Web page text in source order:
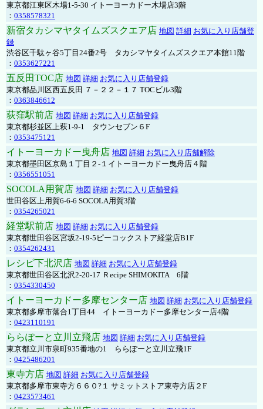
東京都江東区木場1-5-30 イトーヨーカドー木場店3階
： 0358578321
新宿タカシマヤタイムズスクエア店 地図 詳細 お気に入り店舗登
録
渋谷区千駄ヶ谷5丁目24番2号 タカシマヤタイムズスクエア本館11階
： 0353627221
五反田TOC店 地図 詳細 お気に入り店舗登録
東京都品川区西五反田 ７－２２－１７ TOCビル3階
： 0363846612
荻窪駅前店 地図 詳細 お気に入り店舗登録
東京都杉並区上萩1-9-1 タウンセブン６F
： 0353475121
イトーヨーカドー曳舟店 地図 詳細 お気に入り店舗解除
東京都墨田区京島１丁目２-１イトーヨーカドー曳舟店４階
： 0356551051
SOCOLA用賀店 地図 詳細 お気に入り店舗登録
世田谷区上用賀6-6-6 SOCOLA用賀3階
： 0354265021
経堂駅前店 地図 詳細 お気に入り店舗登録
東京都世田谷区宮坂2-19-5ピーコックストア経堂店B1F
： 0354262431
レシピ下北沢店 地図 詳細 お気に入り店舗登録
東京都世田谷区北沢2-20-17 Ｒecipe SHIMOKITA 6階
： 0354330450
イトーヨーカドー多摩センター店 地図 詳細 お気に入り店舗登録
東京都多摩市落合1丁目44 イトーヨーカドー多摩センター店4階
： 0423110191
ららぽーと立川立飛店 地図 詳細 お気に入り店舗登録
東京都立川市泉町935番地の1 ららぽーと立川立飛1F
： 0425486201
東寺方店 地図 詳細 お気に入り店舗登録
東京都多摩市東寺方６６０?１ サミットストア東寺方店２F
： 0423573461